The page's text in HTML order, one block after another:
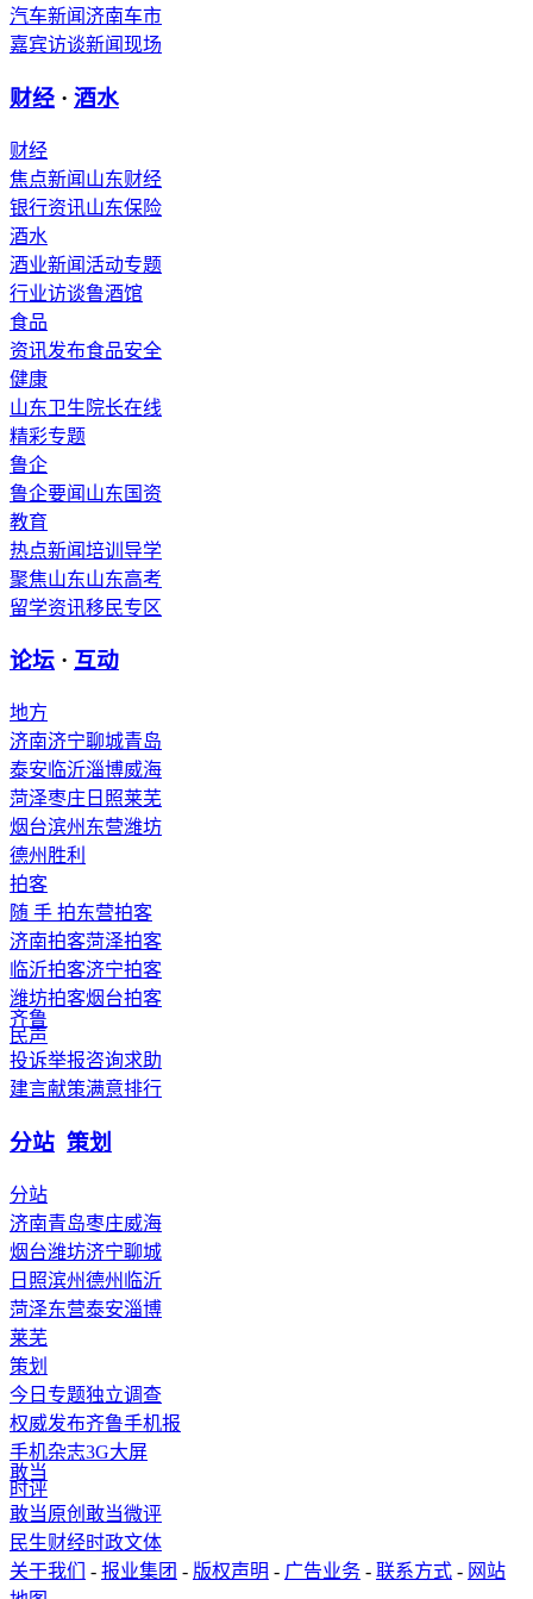
汽车新闻济南车市
嘉宾访谈新闻现场
财经 · 酒水
财经
焦点新闻 山东财经
银行资讯山东保险
酒水
酒业新闻活动专题
行业访谈鲁酒馆
食品
资讯发布食品安全
健康
山东卫生 院长在线
精彩专题
鲁企
鲁企要闻 山东国资
教育
热点新闻培训导学
聚焦山东山东高考
留学资讯移民专区
论坛 · 互动
地方
济南济宁聊城青岛
泰安 临沂淄博威海
菏泽枣庄 日照莱芜
烟台滨州 东营潍坊
德州 胜利
拍客
随 手 拍东营拍客
济南拍客菏泽拍客
临沂拍客济宁拍客
潍坊拍客烟台拍客
齐鲁
民声
投诉举报咨询求助
建言献策满意排行
分站 策划
分站
济南青岛枣庄威海
烟台潍坊济宁聊城
日照滨州德州 临沂
菏泽东营泰安淄博
莱芜
策划
今日专题独立调查
权威发布齐鲁手机报
手机杂志3G大屏
敢当
时评
敢当原创 敢当微评
民生财经时政文体
关于我们
- 报业集团 - 版权声明 - 广告业务 - 联系方式 - 网站